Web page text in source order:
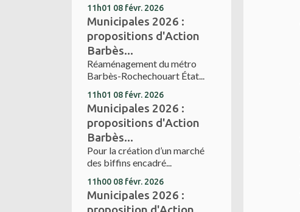
11h01 08 févr. 2026
Municipales 2026 :
propositions d'Action
Barbès...
Réaménagement du métro
Barbès-Rochechouart État...
11h01 08 févr. 2026
Municipales 2026 :
propositions d'Action
Barbès...
Pour la création d’un marché
des biffins encadré...
11h00 08 févr. 2026
Municipales 2026 :